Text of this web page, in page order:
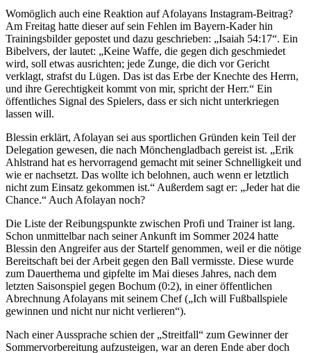
Womöglich auch eine Reaktion auf Afolayans Instagram-Beitrag?
Am Freitag hatte dieser auf sein Fehlen im Bayern-Kader hin
Trainingsbilder gepostet und dazu geschrieben: „Isaiah 54:17“. Ein
Bibelvers, der lautet: „Keine Waffe, die gegen dich geschmiedet
wird, soll etwas ausrichten; jede Zunge, die dich vor Gericht
verklagt, strafst du Lügen. Das ist das Erbe der Knechte des Herrn,
und ihre Gerechtigkeit kommt von mir, spricht der Herr.“ Ein
öffentliches Signal des Spielers, dass er sich nicht unterkriegen
lassen will.
Blessin erklärt, Afolayan sei aus sportlichen Gründen kein Teil der
Delegation gewesen, die nach Mönchengladbach gereist ist. „Erik
Ahlstrand hat es hervorragend gemacht mit seiner Schnelligkeit und
wie er nachsetzt. Das wollte ich belohnen, auch wenn er letztlich
nicht zum Einsatz gekommen ist.“ Außerdem sagt er: „Jeder hat die
Chance.“ Auch Afolayan noch?
Die Liste der Reibungspunkte zwischen Profi und Trainer ist lang.
Schon unmittelbar nach seiner Ankunft im Sommer 2024 hatte
Blessin den Angreifer aus der Startelf genommen, weil er die nötige
Bereitschaft bei der Arbeit gegen den Ball vermisste. Diese wurde
zum Dauerthema und gipfelte im Mai dieses Jahres, nach dem
letzten Saisonspiel gegen Bochum (0:2), in einer öffentlichen
Abrechnung Afolayans mit seinem Chef („Ich will Fußballspiele
gewinnen und nicht nur nicht verlieren“).
Nach einer Aussprache schien der „Streitfall“ zum Gewinner der
Sommervorbereitung aufzusteigen, war an deren Ende aber doch